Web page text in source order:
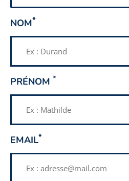
NOM*
PRÉNOM *
EMAIL*